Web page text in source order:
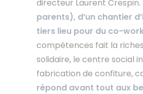
directeur Laurent Crespin.
parents), d’un chantier
tiers lieu pour du co-
compétences fait la
solidaire, le centre social
fabrication de confiture,
répond avant tout aux